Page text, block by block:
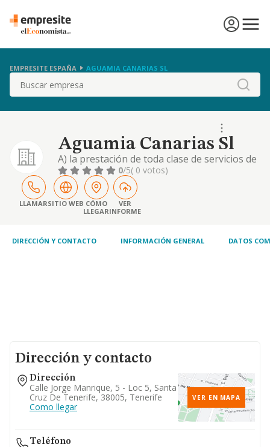
EMPRESITE ESPAÑA AGUAMIA CANARIAS SL
Buscar
Aguamia Canarias Sl
A) la prestación de toda clase de servicios de
tratamiento integral de aguas para el
consumo humano, tales como decoración,
desmineralización y depuración. b) la
explotación y comercialización de acuíferos y
distribuciones de aguas, incluidos pozas y
de de
0/5( 0 votos)
LLAMARSITIO WEB CÓMO
LLEGAR
VER
INFORME
DIRECCIÓN Y CONTACTO INFORMACIÓN GENERAL DATOS
Dirección y contacto
Dirección
Calle Jorge Manrique, 5 - Loc 5, Santa
Cruz De Tenerife, 38005, Tenerife
Como llegar
VER EN MAPA
Teléfono